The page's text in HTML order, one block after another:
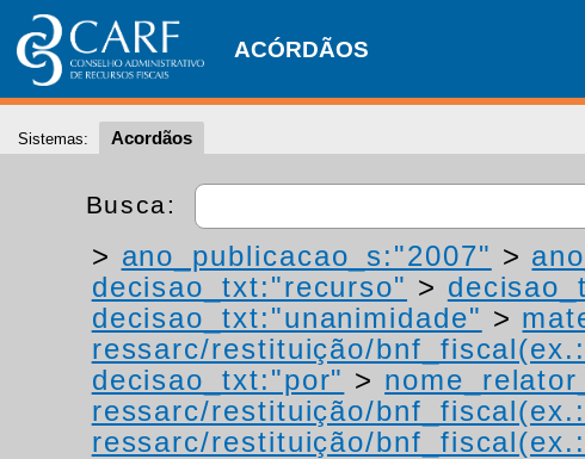
ACÓRDÃOS
Sistemas: Acordãos
Busca:
> ano_publicacao_s:"2007" >
decisao_txt:"recurso" >
decisao_txt:"unanimidade" >
ressarc/restituição/
decisao_txt:"por" >
ressarc/restituição/
ressarc/restituição/